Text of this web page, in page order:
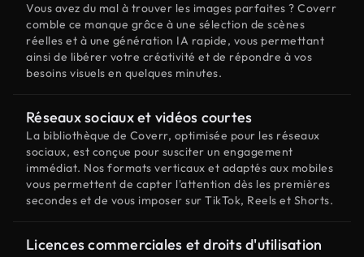
Vous avez du mal à trouver les images parfaites ? Coverr
comble ce manque grâce à une sélection de scènes
réelles et à une génération IA rapide, vous permettant
ainsi de libérer votre créativité et de répondre à vos
besoins visuels en quelques minutes.
Réseaux sociaux et vidéos courtes
La bibliothèque de Coverr, optimisée pour les réseaux
sociaux, est conçue pour susciter un engagement
immédiat. Nos formats verticaux et adaptés aux mobiles
vous permettent de capter l'attention dès les premières
secondes et de vous imposer sur TikTok, Reels et Shorts.
Licences commerciales et droits d'utilisation